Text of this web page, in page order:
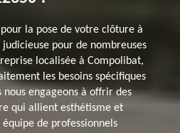
la pose de votre clôture à
pour de nombreuses
localisée à Compolibat,
les besoins spécifiques
engageons à offrir des
qui allient esthétisme et
de professionnels